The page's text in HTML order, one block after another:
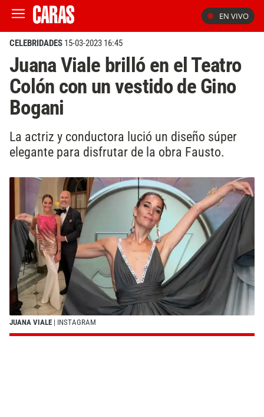
EN VIVO
CELEBRIDADES 15-03-2023 16:45
Juana Viale brilló en el Teatro
Colón con un vestido de Gino
Bogani
La actriz y conductora lució un diseño súper
elegante para disfrutar de la obra Fausto.
JUANA VIALE | INSTAGRAM